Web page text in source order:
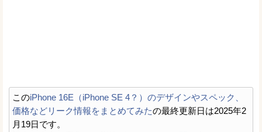
このiPhone 16E（iPhone SE 4？）のデザインやスペック、
価格などリーク情報をまとめてみたの最終更新日は2025年2
月19日です。